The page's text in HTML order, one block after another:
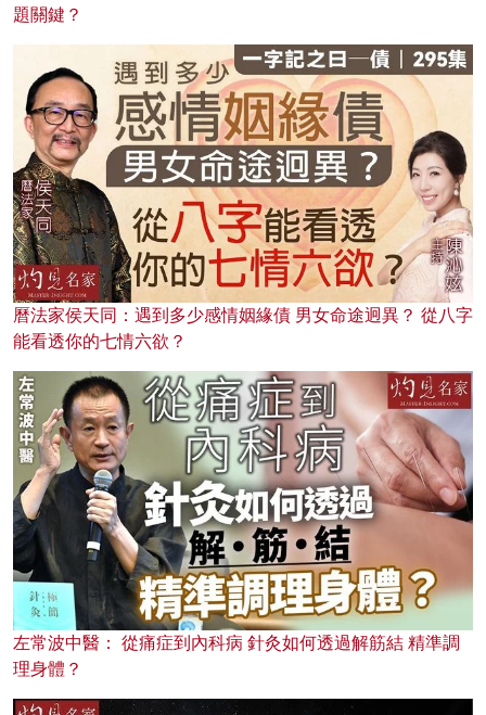
題關鍵？
曆法家侯天同：遇到多少感情姻緣債 男女命途迥異？ 從八字
能看透你的七情六欲？
左常波中醫： 從痛症到內科病 針灸如何透過解筋結 精準調
理身體？